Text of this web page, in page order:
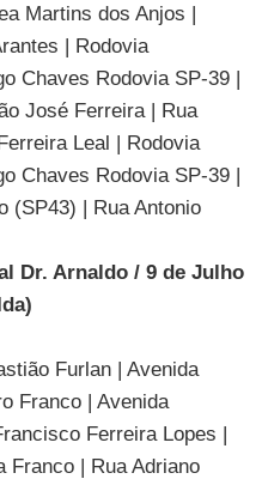
Martins dos Anjos |
| Rodovia
Chaves Rodovia SP-39 |
José Ferreira | Rua
Leal | Rodovia
Chaves Rodovia SP-39 |
(SP43) | Rua Antonio
Dr. Arnaldo / 9 de Julho
Furlan | Avenida
Franco | Avenida
Ferreira Lopes |
Franco | Rua Adriano